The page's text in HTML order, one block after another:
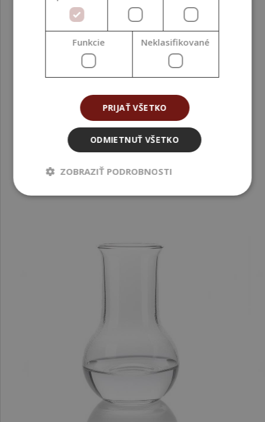
PARAMETRE
INCI Maltitol
585-88-6
Rozpustnosť
SÚVISIACE PRODUKTY
Funkcie Neklasifikované
PRIJAŤ VŠETKO
ODMIETNUŤ VŠETKO
ZOBRAZIŤ PODROBNOSTI